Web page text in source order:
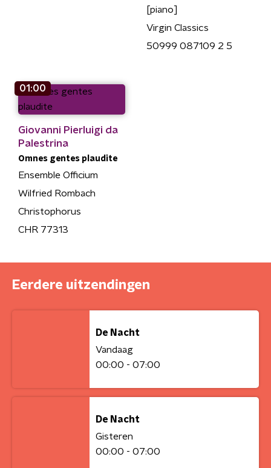
[piano]
Virgin Classics
50999 087109 2 5
01:00
Giovanni Pierluigi da
Palestrina
Omnes gentes plaudite
Ensemble Officium
Wilfried Rombach
Christophorus
CHR 77313
Eerdere uitzendingen
De Nacht
Vandaag
00:00 - 07:00
De Nacht
Gisteren
00:00 - 07:00